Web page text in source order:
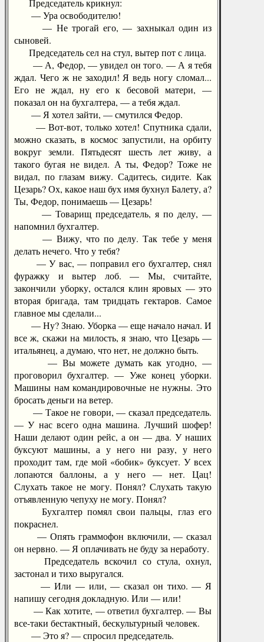
Председатель крикнул:
— Ура освободителю!
— Не трогай его, — захныкал один из
сыновей.
Председатель сел на стул, вытер пот с лица.
— А, Федор, — увидел он того. — А я тебя
ждал. Чего ж не заходил! Я ведь ногу сломал...
Его не ждал, ну его к бесовой матери, —
показал он на бухгалтера, — а тебя ждал.
— Я хотел зайти, — смутился Федор.
— Вот-вот, только хотел! Спутника сдали,
можно сказать, в космос запустили, на орбиту
вокруг земли. Пятьдесят шесть лет живу, а
такого бугая не видел. А ты, Федор? Тоже не
видал, по глазам вижу. Садитесь, сидите. Как
Цезарь? Ох, какое наш бух имя бухнул Балету, а?
Ты, Федор, понимаешь — Цезарь!
— Товарищ председатель, я по делу, —
напомнил бухгалтер.
— Вижу, что по делу. Так тебе у меня
делать нечего. Что у тебя?
— У вас, — поправил его бухгалтер, снял
фуражку и вытер лоб. — Мы, считайте,
закончили уборку, остался клин яровых — это
вторая бригада, там тридцать гектаров. Самое
главное мы сделали...
— Ну? Знаю. Уборка — еще начало начал. И
все ж, скажи на милость, я знаю, что Цезарь —
итальянец, а думаю, что нет, не должно быть.
— Вы можете думать как угодно, —
проговорил бухгалтер. — Уже конец уборки.
Машины нам командировочные не нужны. Это
бросать деньги на ветер.
— Такое не говори, — сказал председатель.
— У нас всего одна машина. Лучший шофер!
Наши делают один рейс, а он — два. У наших
буксуют машины, а у него ни разу, у него
проходит там, где мой «бобик» буксует. У всех
лопаются баллоны, а у него — нет. Цац!
Слухать такое не могу. Понял? Слухать такую
отъявленную чепуху не могу. Понял?
Бухгалтер помял свои пальцы, глаз его
покраснел.
— Опять граммофон включили, — сказал
он нервно. — Я оплачивать не буду за неработу.
Председатель вскочил со стула, охнул,
застонал и тихо выругался.
— Или — или, — сказал он тихо. — Я
напишу сегодня докладную. Или — или!
— Как хотите, — ответил бухгалтер. — Вы
все-таки бестактный, бескультурный человек.
— Это я? — спросил председатель.